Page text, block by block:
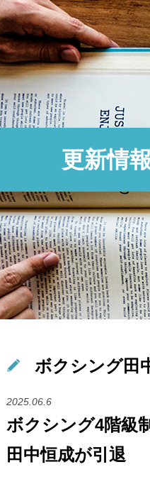
更新情報
ボクシング田
2025.06.6
ボクシング4階級
田中恒成が引退